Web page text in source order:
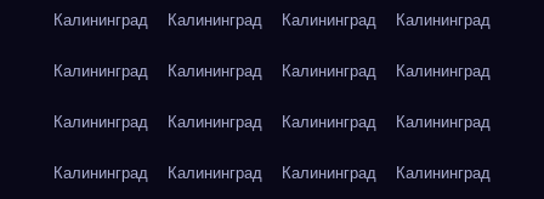
Калининград Калининград Калининград Калининград
Калининград Калининград Калининград Калининград
Калининград Калининград Калининград Калининград
Калининград Калининград Калининград Калининград